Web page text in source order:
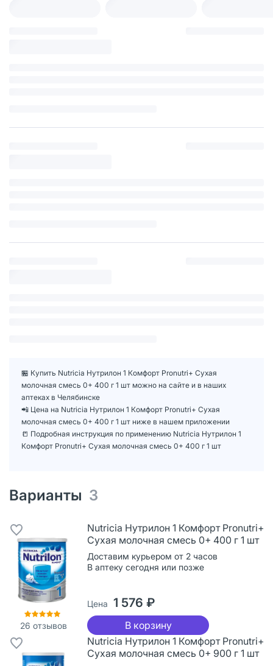
🏪 Купить Nutricia Нутрилон 1 Комфорт Pronutri+ Сухая
молочная смесь 0+ 400 г 1 шт можно на сайте и в наших
аптеках в Челябинске
📲 Цена на Nutricia Нутрилон 1 Комфорт Pronutri+ Сухая
молочная смесь 0+ 400 г 1 шт ниже в нашем приложении
📒 Подробная инструкция по применению Nutricia Нутрилон 1
Комфорт Pronutri+ Сухая молочная смесь 0+ 400 г 1 шт
Варианты 3
26 отзывов
Nutricia Нутрилон 1 Комфорт Pronutri+
Сухая молочная смесь 0+ 400 г 1 шт
Доставим курьером от 2 часов
В аптеку сегодня или позже
Цена 1 576 ₽
В корзину
Nutricia Нутрилон 1 Комфорт Pronutri+
Сухая молочная смесь 0+ 900 г 1 шт